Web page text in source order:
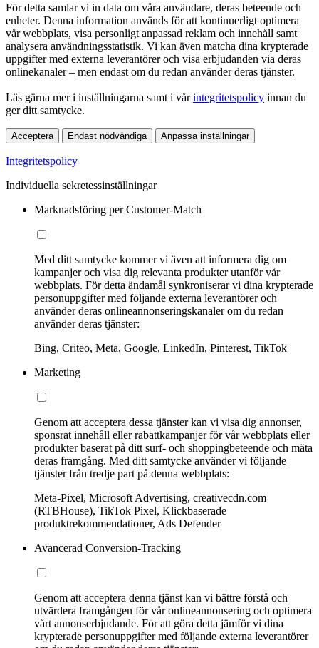
För detta samlar vi in data om våra användare, deras beteende och
enheter. Denna information används för att kontinuerligt optimera
vår webbplats, visa personligt anpassad reklam och innehåll samt
analysera användningsstatistik. Vi kan även matcha dina krypterade
uppgifter med externa leverantörer och visa erbjudanden via deras
onlinekanaler – men endast om du redan använder deras tjänster.
Läs gärna mer i inställningarna samt i vårintegritetspolicy innan du
ger ditt samtycke.
Acceptera Endast nödvändiga Anpassa inställningar
Integritetspolicy
Individuella sekretessinställningar
Marknadsföring per Customer-Match
Med ditt samtycke kommer vi även att informera dig om
kampanjer och visa dig relevanta produkter utanför vår
webbplats. För detta ändamål synkroniserar vi dina krypterade
personuppgifter med följande externa leverantörer och
använder deras onlineannonseringskanaler om du redan
använder deras tjänster:
Bing, Criteo, Meta, Google, LinkedIn, Pinterest, TikTok
Marketing
Genom att acceptera dessa tjänster kan vi visa dig annonser,
sponsrat innehåll eller rabattkampanjer för vår webbplats eller
produkter baserat på ditt surf- och shoppingbeteende och mäta
deras framgång. Med ditt samtycke använder vi följande
tjänster från tredje part på denna webbplats:
Meta-Pixel, Microsoft Advertising, creativecdn.com
(RTBHouse), TikTok Pixel, Klickbaserade
produktrekommendationer, Ads Defender
Avancerad Conversion-Tracking
Genom att acceptera denna tjänst kan vi bättre förstå och
utvärdera framgången för vår onlineannonsering och optimera
vårt annonserbjudande. För att göra detta jämför vi dina
krypterade personuppgifter med följande externa leverantörer